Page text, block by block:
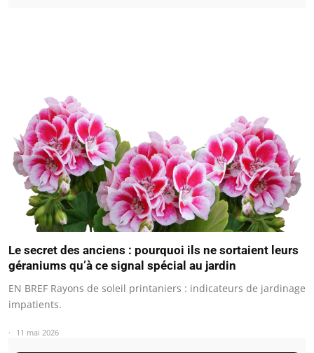
Le secret des anciens : pourquoi ils ne sortaient leurs
géraniums qu’à ce signal spécial au jardin
EN BREF Rayons de soleil printaniers : indicateurs de jardinage
impatients.
11 mai 2026